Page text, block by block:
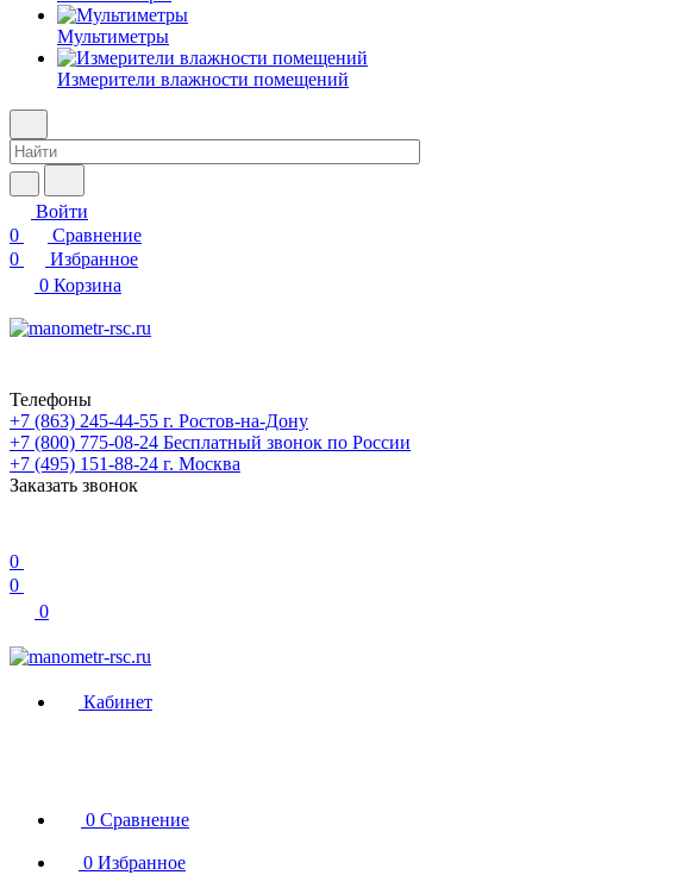
Мультиметры
Измерители влажности помещений
Войти
0
Сравнение
0
Избранное
0 Корзина
Телефоны
+7 (863) 245-44-55 г. Ростов-на-Дону
+7 (800) 775-08-24 Бесплатный звонок по России
+7 (495) 151-88-24 г. Москва
Заказать звонок
0
0
0
Кабинет
0 Сравнение
0 Избранное